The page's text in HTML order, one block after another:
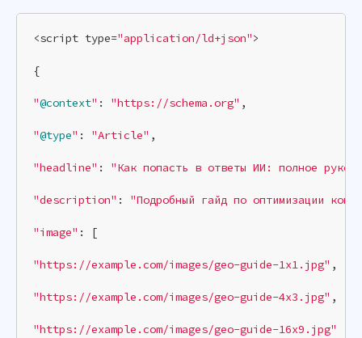
<script type="application/ld+json">
{
"@context" : "https://schema.org" ,
"@type" : "Article" ,
"headline" : "Как попасть в ответы ИИ: полное
"description" : "Подробный гайд по оптимизации
"image" : [
"https://example.com/images/geo-guide-1x1.jpg" ,
"https://example.com/images/geo-guide-4x3.jpg" ,
"https://example.com/images/geo-guide-16x9.jpg"